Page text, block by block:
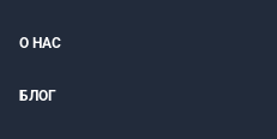
О НАС
БЛОГ